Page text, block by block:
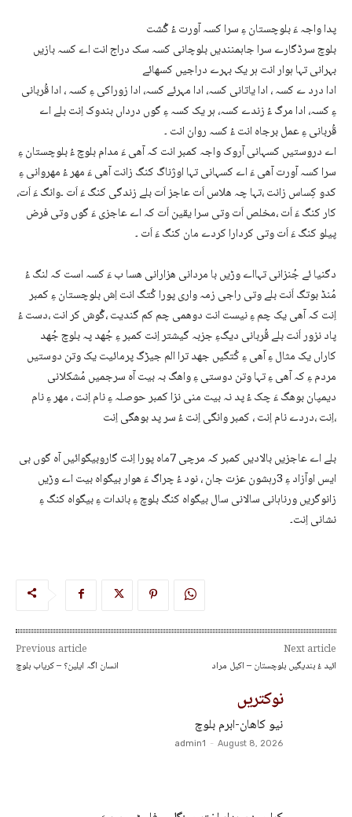
پدا واجہ ءَ بلوچستان ءِ سرا کسہ آورت ءُ گُشت
بلوچ سرڈگارے سرا جاہمنندیں بلوچانی کسہ سک دراج انت اے کسہ بازیں
بہرانی تہا ہوار انت ہر یک بہرے دراجیں کسھائے
ادا درد ے کسہ ، ادا یاتانی کسہ، ادا مہرئے کسہ، ادا زوراکی ءِ کسہ ، ادا قُربانی
ءِ کسہ، ادا مرگ ءُ زندے کسہ، ہر یک کسہ ءِ گوں درداں بندوک اِنت بلے اے
قُربانی ءِ عمل برجاہ انت ءُ کسہ روان انت ۔
اے دروستیں کسہانی آروک واجہ کمبر انت کہ آھی ءَ مدام بلوچ ءُ بلوچستان ءِ
سرا کسہ آورت آھی ءَ اے کسہانی تہا اوژناگ کنگ زانت آھی ءَ مھر ءُ مھروانی ءِ
کدو کِساس زانت ،تہا چہ ھلاس اَت عاجز اَت بلے زندگی کنگ ءَ اَت ۔وانگ ءَ اَت،
کار کنگ ءَ اَت ،مخلص اَت وتی سرا یقین اَت کہ اے عاجزی ءَ گوں وتی فرض
پیلو کنگ ءَ اَت وتی کردارا کردے مان کنگ ءَ اَت ۔
دگنیا ئے جُنزانی تہااے وڑیں با مردانی ھزارانی ھسا ب ءَ کسہ است کہ لنگ ءُ
مُنڈ بوتگ اَنت بلے وتی راجی زمہ واری پورا کُتگ انت اِش بلوچستان ءِ کمبر
اِنت کہ آھی یک چم ءِ نیست انت دوھمی چم کم گندیت ،گُوش کر انت ،دست ءُ
پاد نزور اَنت بلے قُربانی دیگءِ جزبہ گیشتر اِنت کمبر ءِ جُھد پہ بلوچ جُھد
کاراں یک مثال ءِ آھی ءِ کُتگیں جھد ترا الم جیڑگ پرمائیت یک وتن دوستیں
مردم ءِ کہ آھی ءِ تہا وتن دوستی ءِ واھگ بہ بیت آہ سرجمیں مُشکلانی
دیمپان بوھگ ءَ چک ءُ پد نہ بیت منی نزا کمبر حوصلہ ءِ نام اِنت ، مھر ءِ نام
اِنت ،دردے نام اِنت ، کمبر وانگی اِنت ءُ سر پد بوھگی اِنت،
بلے اے عاجزیں بالادیں کمبر کہ مرچی 7ماہ پورا اِنت گاروبیگوائیں آہ گوں بی
ایس اوآزاد ءِ 3رہشون عزت جان ، نود ءُ چراگ ءَ ھوار بیگواہ بیت اے وڑیں
زانوگریں ورناہانی سالانی سال بیگواہ کنگ بلوچ ءِ باندات ءِ بیگواہ کنگ ءِ
نشانی اِنت۔
Previous article
انسان اگہ ایلین؟ – کریاب بلوچ
Next article
ائید ءُ بندیگیں بلوچستان – اکیل مراد
نوکتریں
نیو کاھان-ابرم بلوچ
admin1 - August 8, 2026